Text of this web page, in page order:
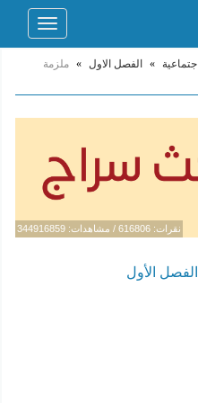
Toggle
» الفصل الاول » ملزمة
نقرات: 616806 / مشاهدات: 344916859
الأول